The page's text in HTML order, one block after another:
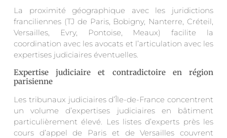
La proximité géographique avec les juridictions
franciliennes (TJ de Paris, Bobigny, Nanterre, Créteil,
Versailles, Evry, Pontoise, Meaux) facilite la
coordination avec les avocats et l’articulation avec les
expertises judiciaires éventuelles.
Expertise judiciaire et contradictoire en région
parisienne
Les tribunaux judiciaires d’Île-de-France concentrent
un volume d’expertises judiciaires en bâtiment
particulièrement élevé. Les listes d’experts près les
cours d’appel de Paris et de Versailles couvrent